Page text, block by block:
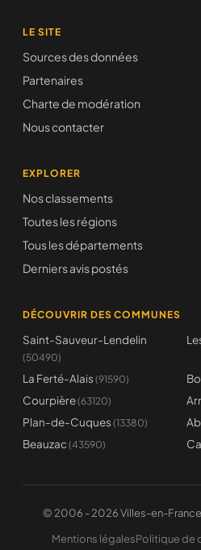
LE SITE
Sources des données
Partenaires
Charte de modération
Nous contacter
EXPLORER
Nos classements
Toutes les régions
Tous les départements
Derniers avis postés
DÉCOUVRIR DES COMMUNES
Saint-Sauveur-Lendelin
(50490)
La Ferté-Alais (91590)
Courpière(63120)
Plan-de-Cuques (13380)
Beauzac (43590)
© 2006 - 2026 Villes-en-
Mentions légalesPolitique de